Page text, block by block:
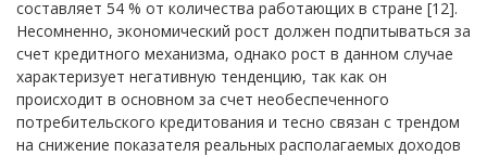
составляет 54 % от количества работающих в стране [12].
Несомненно, экономический рост должен подпитываться за
счет кредитного механизма, однако рост в данном случае
характеризует негативную тенденцию, так как он
происходит в основном за счет необеспеченного
потребительского кредитования и тесно связан с трендом
на снижение показателя реальных располагаемых доходов